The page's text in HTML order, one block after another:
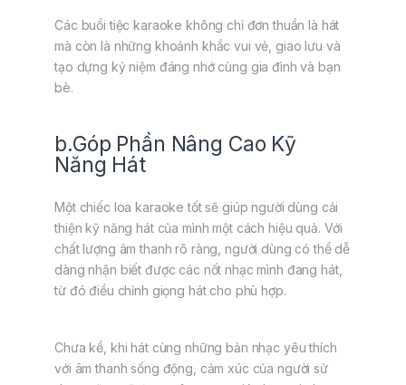
Các buổi tiệc karaoke không chỉ đơn thuần là hát
mà còn là những khoảnh khắc vui vẻ, giao lưu và
tạo dựng kỷ niệm đáng nhớ cùng gia đình và bạn
bè.
b.Góp Phần Nâng Cao Kỹ
Năng Hát
Một chiếc loa karaoke tốt sẽ giúp người dùng cải
thiện kỹ năng hát của mình một cách hiệu quả. Với
chất lượng âm thanh rõ ràng, người dùng có thể dễ
dàng nhận biết được các nốt nhạc mình đang hát,
từ đó điều chỉnh giọng hát cho phù hợp.
Chưa kể, khi hát cùng những bản nhạc yêu thích
với âm thanh sống động, cảm xúc của người sử